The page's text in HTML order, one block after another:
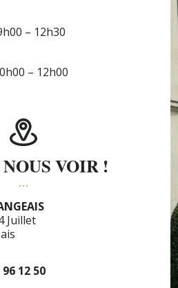
– 12h30
– 12h00
VOIR !
Juillet
96 12 50